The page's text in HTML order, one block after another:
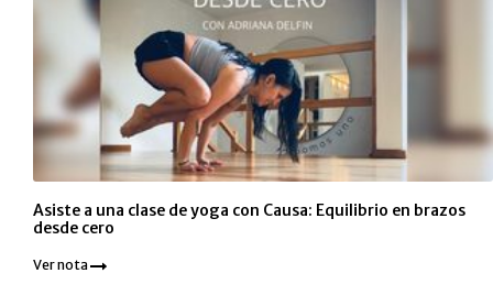
Asiste a una clase de yoga con Causa: Equilibrio en brazos
desde cero
Ver nota